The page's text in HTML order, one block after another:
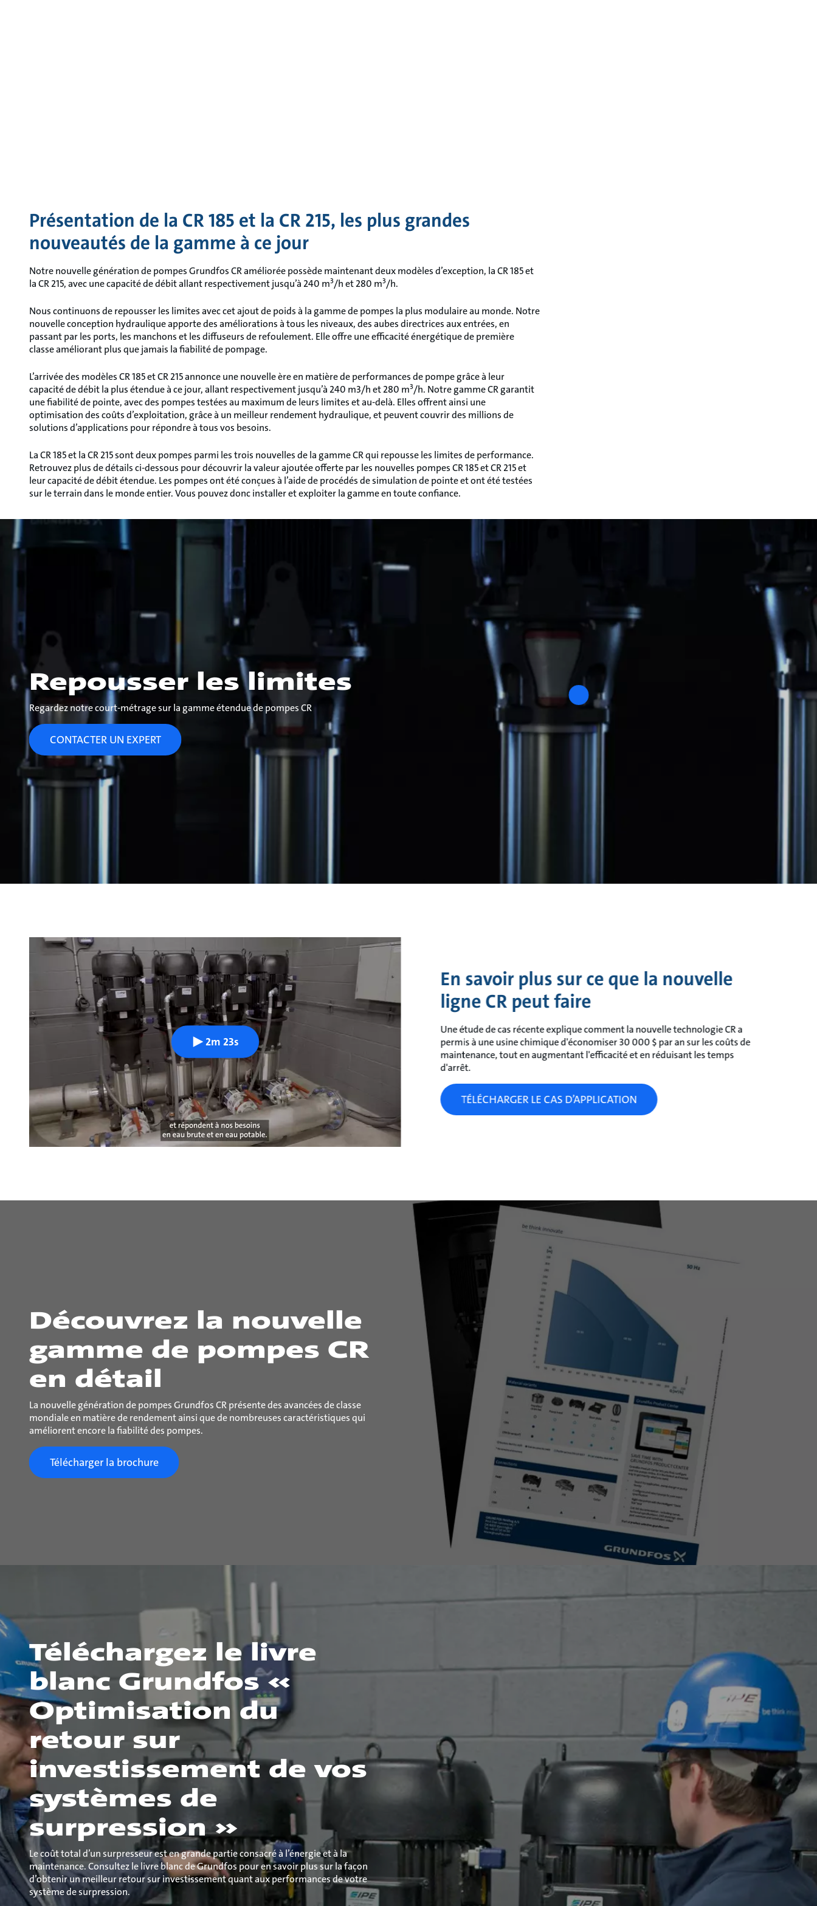
Présentation de la CR 185 et la CR 215, les plus grandes
nouveautés de la gamme à ce jour
Notre nouvelle génération de pompes Grundfos CR améliorée possède maintenant deux modèles d’exception, la CR 185 et
la CR 215, avec une capacité de débit allant respectivement jusqu’à 240 m3/h et 280 m3/h.
Nous continuons de repousser les limites avec cet ajout de poids à la gamme de pompes la plus modulaire au monde. Notre
nouvelle conception hydraulique apporte des améliorations à tous les niveaux, des aubes directrices aux entrées, en
passant par les ports, les manchons et les diffuseurs de refoulement. Elle offre une efficacité énergétique de première
classe améliorant plus que jamais la fiabilité de pompage.
L’arrivée des modèles CR 185 et CR 215 annonce une nouvelle ère en matière de performances de pompe grâce à leur
capacité de débit la plus étendue à ce jour, allant respectivement jusqu’à 240 m3/h et 280 m3/h. Notre gamme CR garantit
une fiabilité de pointe, avec des pompes testées au maximum de leurs limites et au-delà. Elles offrent ainsi une
optimisation des coûts d’exploitation, grâce à un meilleur rendement hydraulique, et peuvent couvrir des millions de
solutions d’applications pour répondre à tous vos besoins.
La CR 185 et la CR 215 sont deux pompes parmi les trois nouvelles de la gamme CR qui repousse les limites de performance.
Retrouvez plus de détails ci-dessous pour découvrir la valeur ajoutée offerte par les nouvelles pompes CR 185 et CR 215 et
leur capacité de débit étendue. Les pompes ont été conçues à l’aide de procédés de simulation de pointe et ont été testées
sur le terrain dans le monde entier. Vous pouvez donc installer et exploiter la gamme en toute confiance.
Repousser les limites
Regardez notre court-métrage sur la gamme étendue de pompes CR
CONTACTER UN EXPERT
play
En savoir plus sur ce que la nouvelle
ligne CR peut faire
Une étude de cas récente explique comment la nouvelle technologie CR a
permis à une usine chimique d'économiser 30 000 $ par an sur les coûts de
maintenance, tout en augmentant l'efficacité et en réduisant les temps
d'arrêt.
TÉLÉCHARGER LE CAS D’APPLICATION
2m 23s
Découvrez la nouvelle
gamme de pompes CR
en détail
La nouvelle génération de pompes Grundfos CR présente des avancées de classe
mondiale en matière de rendement ainsi que de nombreuses caractéristiques qui
améliorent encore la fiabilité des pompes.
Télécharger la brochure
Téléchargez le livre
blanc Grundfos «
Optimisation du
retour sur
investissement de vos
systèmes de
surpression »
Le coût total d’un surpresseur est en grande partie consacré à l’énergie et à la
maintenance. Consultez le livre blanc de Grundfos pour en savoir plus sur la façon
d’obtenir un meilleur retour sur investissement quant aux performances de votre
système de surpression.